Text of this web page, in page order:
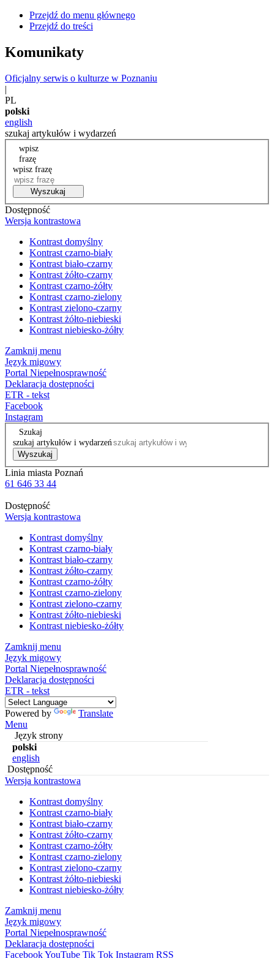
Przejdź do menu głównego
Przejdź do treści
Komunikaty
Oficjalny serwis o kulturze w Poznaniu
|
PL
polski
english
szukaj artykułów i wydarzeń
wpisz
frazę
wpisz frazę
Wyszukaj
Dostępność
Wersja kontrastowa
Kontrast domyślny
Kontrast czarno-biały
Kontrast biało-czarny
Kontrast żółto-czarny
Kontrast czarno-żółty
Kontrast czarno-zielony
Kontrast zielono-czarny
Kontrast żółto-niebieski
Kontrast niebiesko-żółty
Zamknij menu
Język migowy
Portal Niepełnosprawność
Deklaracja dostępności
ETR - tekst
Facebook
Instagram
Szukaj
szukaj artykułów i wydarzeń
Wyszukaj
Linia miasta Poznań
61 646 33 44
Dostępność
Wersja kontrastowa
Kontrast domyślny
Kontrast czarno-biały
Kontrast biało-czarny
Kontrast żółto-czarny
Kontrast czarno-żółty
Kontrast czarno-zielony
Kontrast zielono-czarny
Kontrast żółto-niebieski
Kontrast niebiesko-żółty
Zamknij menu
Język migowy
Portal Niepełnosprawność
Deklaracja dostępności
ETR - tekst
Powered by
Translate
Menu
Język strony
polski
english
Dostępność
Wersja kontrastowa
Kontrast domyślny
Kontrast czarno-biały
Kontrast biało-czarny
Kontrast żółto-czarny
Kontrast czarno-żółty
Kontrast czarno-zielony
Kontrast zielono-czarny
Kontrast żółto-niebieski
Kontrast niebiesko-żółty
Zamknij menu
Język migowy
Portal Niepełnosprawność
Deklaracja dostępności
FacebookYouTube Tik Tok Instagram RSS